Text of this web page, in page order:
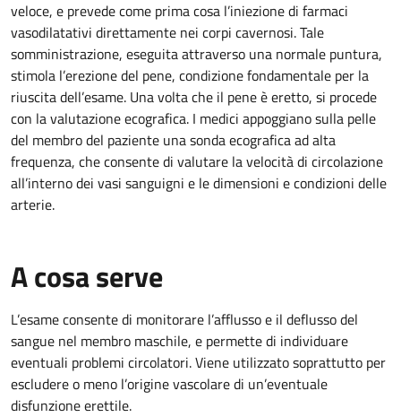
veloce, e prevede come prima cosa l’iniezione di farmaci
vasodilatativi direttamente nei corpi cavernosi. Tale
somministrazione, eseguita attraverso una normale puntura,
stimola l’erezione del pene, condizione fondamentale per la
riuscita dell’esame. Una volta che il pene è eretto, si procede
con la valutazione ecografica. I medici appoggiano sulla pelle
del membro del paziente una sonda ecografica ad alta
frequenza, che consente di valutare la velocità di circolazione
all’interno dei vasi sanguigni e le dimensioni e condizioni delle
arterie.
A cosa serve
L’esame consente di monitorare l’afflusso e il deflusso del
sangue nel membro maschile, e permette di individuare
eventuali problemi circolatori. Viene utilizzato soprattutto per
escludere o meno l’origine vascolare di un’eventuale
disfunzione erettile.